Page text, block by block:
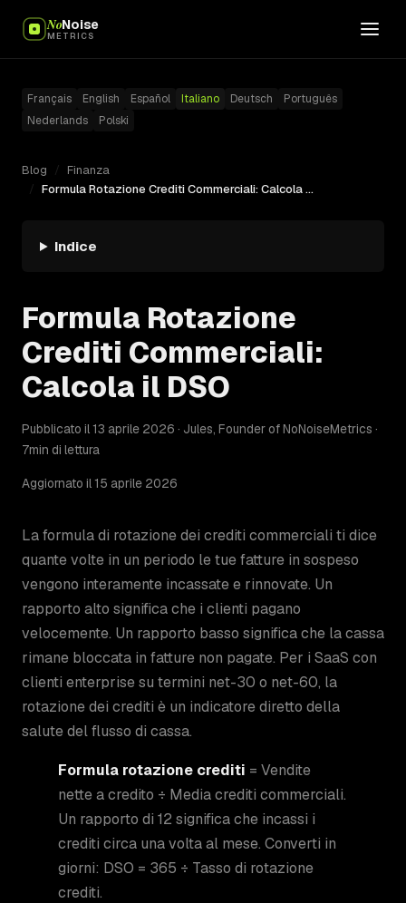
NoNoise
METRICS
Français English Español Italiano Deutsch
Português
Nederlands
Polski
Blog / Finanza
/
Formula Rotazione Crediti Commerciali: Calcola il DSO
Indice
Formula Rotazione
Crediti Commerciali:
Calcola il DSO
Pubblicato il 13 aprile 2026 · Jules, Founder of NoNoiseMetrics ·
7min di lettura
Aggiornato il 15 aprile 2026
La formula di rotazione dei crediti commerciali ti dice
quante volte in un periodo le tue fatture in sospeso
vengono interamente incassate e rinnovate. Un
rapporto alto significa che i clienti pagano
velocemente. Un rapporto basso significa che la cassa
rimane bloccata in fatture non pagate. Per i SaaS con
clienti enterprise su termini net-30 o net-60, la
rotazione dei crediti è un indicatore diretto della
salute del flusso di cassa.
Formula rotazione crediti = Vendite
nette a credito ÷ Media crediti commerciali.
Un rapporto di 12 significa che incassi i
crediti circa una volta al mese. Converti in
giorni: DSO = 365 ÷ Tasso di rotazione
crediti.